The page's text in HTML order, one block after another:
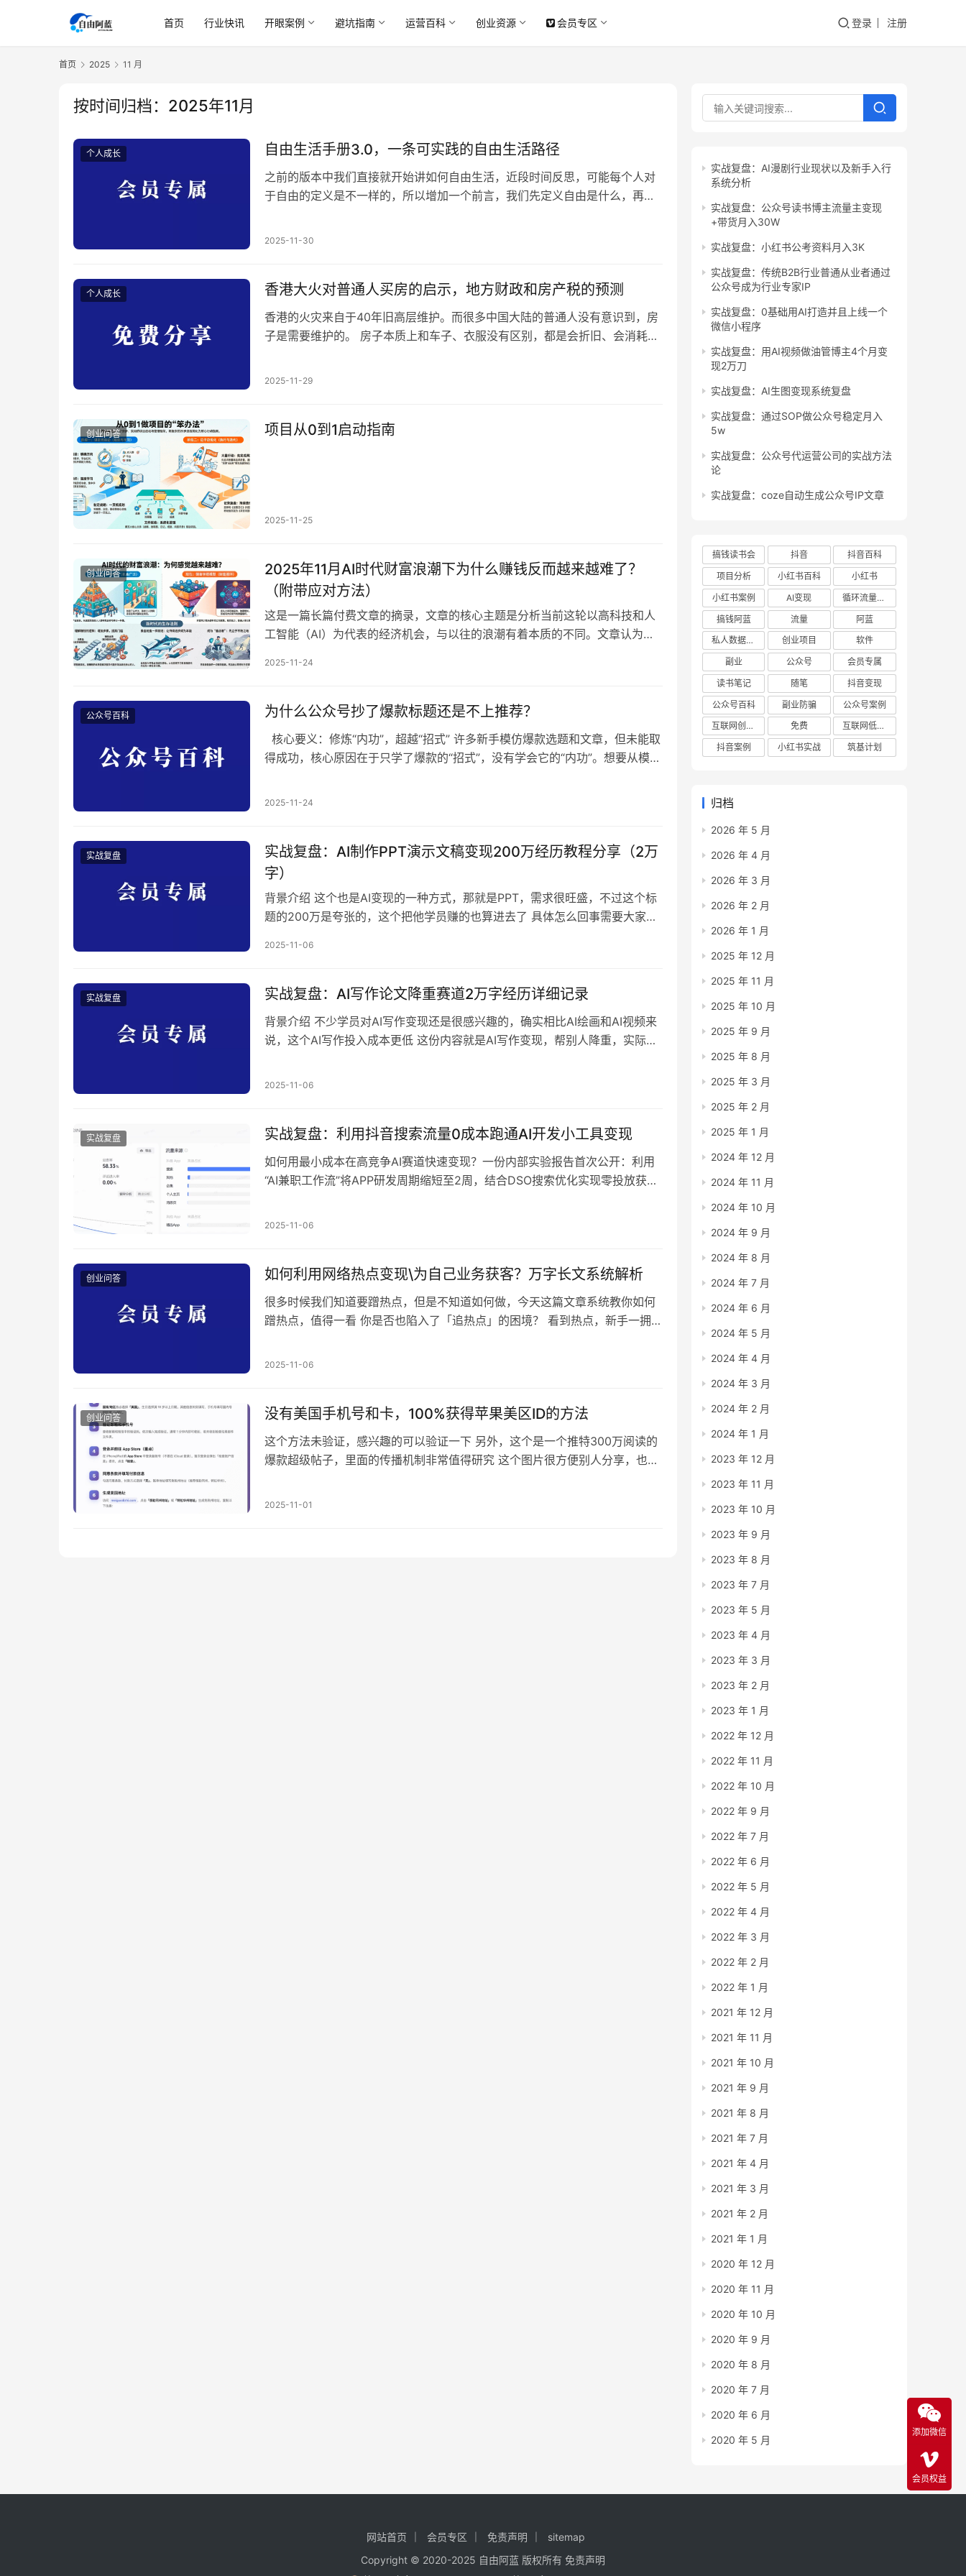
首页 行业快讯 开眼案例 避坑指南 运营百科 创业资源 会员专区 登录 注册
首页 2025 11 月
按时间归档：2025年11月
个人成长 自由生活手册3.0，一条可实践的自由生活路径
之前的版本中我们直接就开始讲如何自由生活，近段时间反思，可能每个人对
于自由的定义是不一样的，所以增加一个前言，我们先定义自由是什么，再谈
2025-11-30
个人成长 香港大火对普通人买房的启示，地方财政和房产税的预测
香港的火灾来自于40年旧高层维护。而很多中国大陆的普通人没有意识到，房
子是需要维护的。 房子本质上和车子、衣服没有区别，都是会折旧、会消耗的
2025-11-29
创业问答 项目从0到1启动指南
2025-11-25
创业问答
2025年11月AI时代财富浪潮下为什么赚钱反而越来越难了？
（附带应对方法）
这是一篇长篇付费文章的摘录，文章的核心主题是分析当前这轮以高科技和人
工智能（AI）为代表的经济机会，与以往的浪潮有着本质的不同。文章认为，
型，这一轮是倒金字塔…
2025-11-24
公众号百科 为什么公众号抄了爆款标题还是不上推荐？
核心要义：修炼“内功”，超越“招式” 许多新手模仿爆款选题和文章，但未能取
得成功，核心原因在于只学了爆款的“招式”，没有学会它的“内功”。想要从模仿
2025-11-24
实战复盘
实战复盘：AI制作PPT演示文稿变现200万经历教程分享（2万
字）
背景介绍 这个也是AI变现的一种方式，那就是PPT，需求很旺盛，不过这个标
题的200万是夸张的，这个把他学员赚的也算进去了 具体怎么回事需要大家自
的，所以…
2025-11-06
实战复盘 实战复盘：AI写作论文降重赛道2万字经历详细记录
背景介绍 不少学员对AI写作变现还是很感兴趣的，确实相比AI绘画和AI视频来
说，这个AI写作投入成本更低 这份内容就是AI写作变现，帮别人降重，实际上
2025-11-06
实战复盘 实战复盘：利用抖音搜索流量0成本跑通AI开发小工具变现
如何用最小成本在高竞争AI赛道快速变现？一份内部实验报告首次公开：利用
“AI兼职工作流”将APP研发周期缩短至2周，结合DSO搜索优化实现零投放获
2025-11-06
创业问答 如何利用网络热点变现\为自己业务获客？万字长文系统解析
很多时候我们知道要蹭热点，但是不知道如何做，今天这篇文章系统教你如何
蹭热点，值得一看 你是否也陷入了「追热点」的困境？ 看到热点，新手一拥而
2025-11-06
创业问答 没有美国手机号和卡，100%获得苹果美区ID的方法
这个方法未验证，感兴趣的可以验证一下 另外，这个是一个推特300万阅读的
爆款超级帖子，里面的传播机制非常值得研究 这个图片很方便别人分享，也很
2025-11-01
实战复盘：AI漫剧行业现状以及新手入行
系统分析
实战复盘：公众号读书博主流量主变现
+带货月入30W
实战复盘：小红书公考资料月入3K
实战复盘：传统B2B行业普通从业者通过
公众号成为行业专家IP
实战复盘：0基础用AI打造并且上线一个
微信小程序
实战复盘：用AI视频做油管博主4个月变
现2万刀
实战复盘：AI生图变现系统复盘
实战复盘：通过SOP做公众号稳定月入
5w
实战复盘：公众号代运营公司的实战方法
论
实战复盘：coze自动生成公众号IP文章
搞钱读书会 抖音
抖音百科
项目分析
小红书百科
小红书
小红书案例
AI变现
循环流量实验室
搞钱阿蓝
流量
阿蓝
私人数据库项目
创业项目
软件
副业
公众号
会员专属
读书笔记
随笔
抖音变现
公众号百科
副业防骗
公众号案例
互联网创业项目
免费
互联网低成本创业项目
抖音案例
小红书实战 筑基计划
归档
2026 年 5 月
2026 年 4 月
2026 年 3 月
2026 年 2 月
2026 年 1 月
2025 年 12 月
2025 年 11 月
2025 年 10 月
2025 年 9 月
2025 年 8 月
2025 年 3 月
2025 年 2 月
2025 年 1 月
2024 年 12 月
2024 年 11 月
2024 年 10 月
2024 年 9 月
2024 年 8 月
2024 年 7 月
2024 年 6 月
2024 年 5 月
2024 年 4 月
2024 年 3 月
2024 年 2 月
2024 年 1 月
2023 年 12 月
2023 年 11 月
2023 年 10 月
2023 年 9 月
2023 年 8 月
2023 年 7 月
2023 年 5 月
2023 年 4 月
2023 年 3 月
2023 年 2 月
2023 年 1 月
2022 年 12 月
2022 年 11 月
2022 年 10 月
2022 年 9 月
2022 年 7 月
2022 年 6 月
2022 年 5 月
2022 年 4 月
2022 年 3 月
2022 年 2 月
2022 年 1 月
2021 年 12 月
2021 年 11 月
2021 年 10 月
2021 年 9 月
2021 年 8 月
2021 年 7 月
2021 年 4 月
2021 年 3 月
2021 年 2 月
2021 年 1 月
2020 年 12 月
2020 年 11 月
2020 年 10 月
2020 年 9 月
2020 年 8 月
2020 年 7 月
2020 年 6 月
2020 年 5 月
网站首页 会员专区 免责声明
sitemap
Copyright © 2020-2025 自由阿蓝 版权所有 免责声明
添加微信
会员权益